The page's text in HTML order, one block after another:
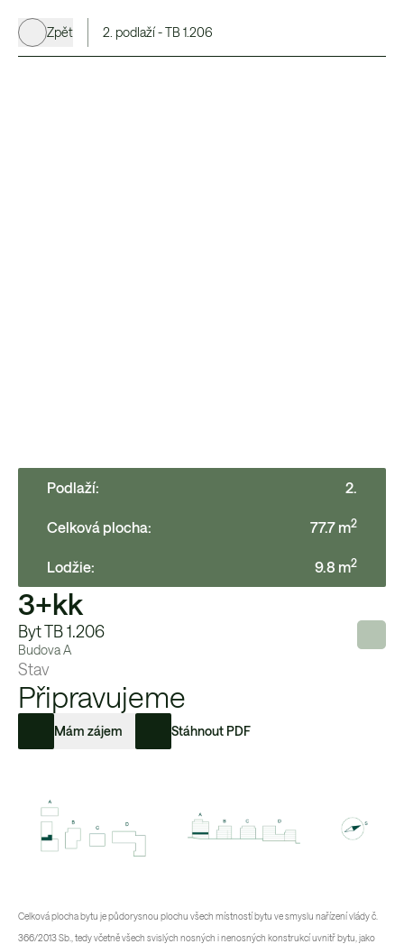
Zpět 2. podlaží - TB 1.206
3+kk
Byt TB 1.206
BudovaA
Podlaží: 2.
Celková plocha: 77.7 m2
Lodžie: 9.8 m2
Stav
Připravujeme
Mám zájem Stáhnout PDF
Celková plocha bytu je půdorysnou plochu všech místností bytu ve smyslu nařízení vlády č.
366/2013 Sb., tedy včetně všech svislých nosných i nenosných konstrukcí uvnitř bytu, jako